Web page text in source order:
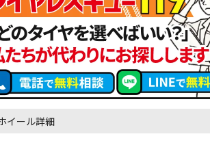
イール詳細